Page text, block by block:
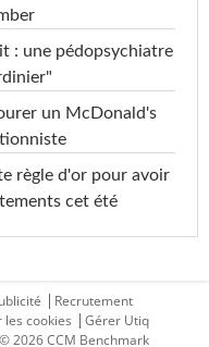
: une pédopsychiatre
un McDonald's
règle d'or pour avoir
cet été
Recrutement
cookies
Gérer Utiq
© 2026 CCM Benchmark